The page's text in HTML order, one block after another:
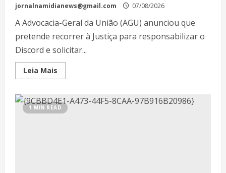
jornalnamidianews@gmail.com 07/08/2026
A Advocacia-Geral da União (AGU) anunciou que
pretende recorrer à Justiça para responsabilizar o
Discord e solicitar...
Leia Mais
1 MIN READ